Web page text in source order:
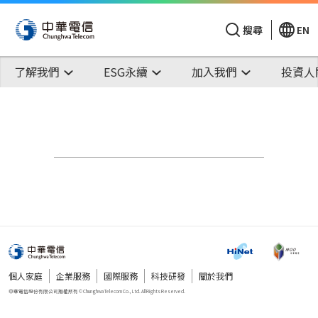
搜尋 EN
了解我們 ESG永續 加入我們 投資
個人家庭 企業服務 國際服務 科技研發 關於我們